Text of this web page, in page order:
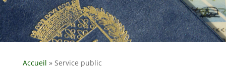
Accueil » Service public